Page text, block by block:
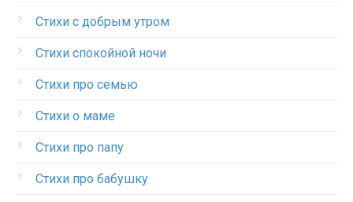
Стихи с добрым утром
Стихи спокойной ночи
Стихи про семью
Стихи о маме
Стихи про папу
Стихи про бабушку